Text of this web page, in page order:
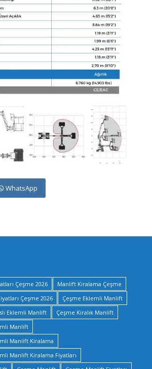
WhatsApp
Çeşme 2026
Manlift Kiralama Çeşme
Çeşme 2026
Çeşme Eklemli Manlift
Eklemli Manlift
Çeşme Kiralık Manlift
Manlift
Manlift Kiralama
Manlift Kiralama Fiyatları